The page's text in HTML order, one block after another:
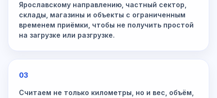
Ярославскому направлению, частный сектор,
склады, магазины и объекты с ограниченным
временем приёмки, чтобы не получить простой
на загрузке или разгрузке.
03
Считаем не только километры, но и вес, объём,